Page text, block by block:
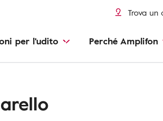
Trova un
per l'udito Perché Amplifon